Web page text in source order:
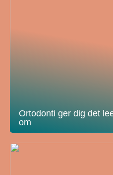
Ortodonti ger dig det
om